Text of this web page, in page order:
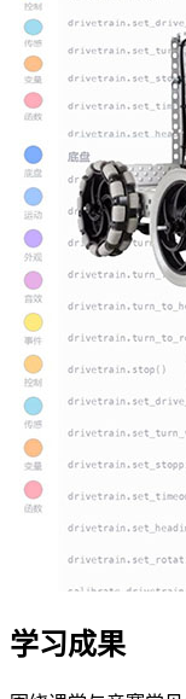
学习成果